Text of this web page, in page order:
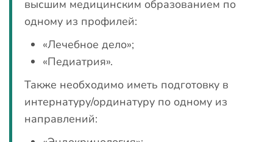
высшим медицинским образованием по
одному из профилей:
«Лечебное дело»;
«Педиатрия».
Также необходимо иметь подготовку в
интернатуру/ординатуру по одному из
направлений: